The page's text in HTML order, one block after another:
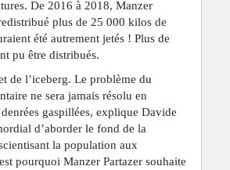
De 2016 à 2018, Manzer
plus de 25 000 kilos de
été autrement jetés ! Plus de
pu être distribués.
de l’iceberg. Le problème du
ne sera jamais résolu en
gaspillées, explique Davide
d’aborder le fond de la
la population aux
pourquoi Manzer Partazer souhaite